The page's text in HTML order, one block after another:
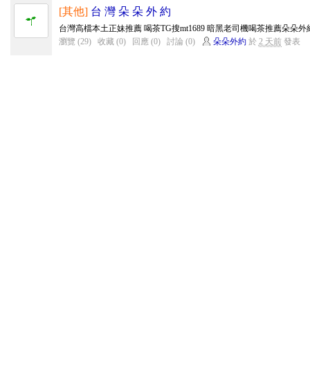
[其他] 台 灣 朵 朵 外 約
台灣高檔本土正妹推薦 喝茶TG搜mt1689 暗黑老司機喝茶推薦朵朵外
瀏覽 (29)
收藏 (0) 回應 (0) 討論 (0) 朵朵外約於 2 天前發表